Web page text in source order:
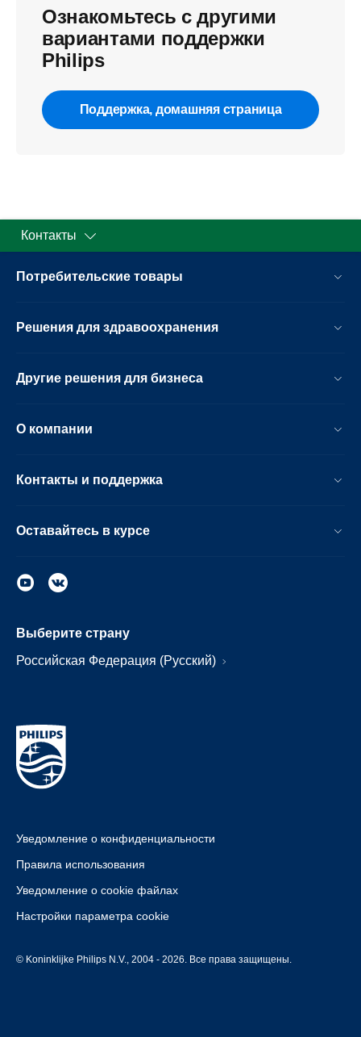
Ознакомьтесь с другими
вариантами поддержки
Philips
Поддержка, домашняя страница
Контакты
Потребительские товары
Решения для здравоохранения
Другие решения для бизнеса
О компании
Контакты и поддержка
Оставайтесь в курсе
Выберите страну
Российская Федерация (Русский)
Уведомление о конфиденциальности
Правила использования
Уведомление о cookie файлах
Настройки параметра cookie
© Koninklijke Philips N.V., 2004 - 2026. Все права защищены.